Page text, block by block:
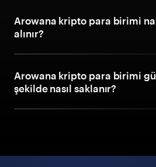
Arowana kripto para birimi
alınır?
Arowana kripto para birimi
şekilde nasıl saklanır?